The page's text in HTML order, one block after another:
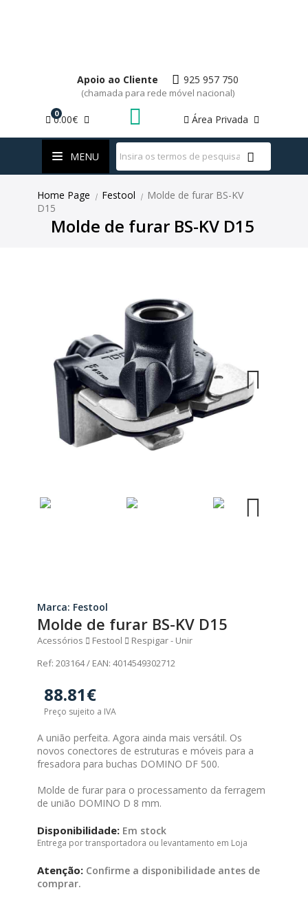
WhatsApp
Apoio ao Cliente 925 957 750
(chamada para rede móvel nacional)
Área Privada
0
0.00€
MENU
Home Page | Festool | Molde de furar BS-KV
D15
Molde de furar BS-KV D15
Next
Marca: Festool
Molde de furar BS-KV D15
Acessórios Festool
Respigar - Unir
Ref: 203164 / EAN: 4014549302712
88.81€
Preço sujeito a IVA
A união perfeita. Agora ainda mais versátil. Os
novos conectores de estruturas e móveis para a
fresadora para buchas DOMINO DF 500.
Molde de furar para o processamento da ferragem
de união DOMINO D 8 mm.
Disponibilidade: Em stock
Entrega por transportadora ou levantamento em Loja
Atenção: Confirme a disponibilidade antes de
comprar.